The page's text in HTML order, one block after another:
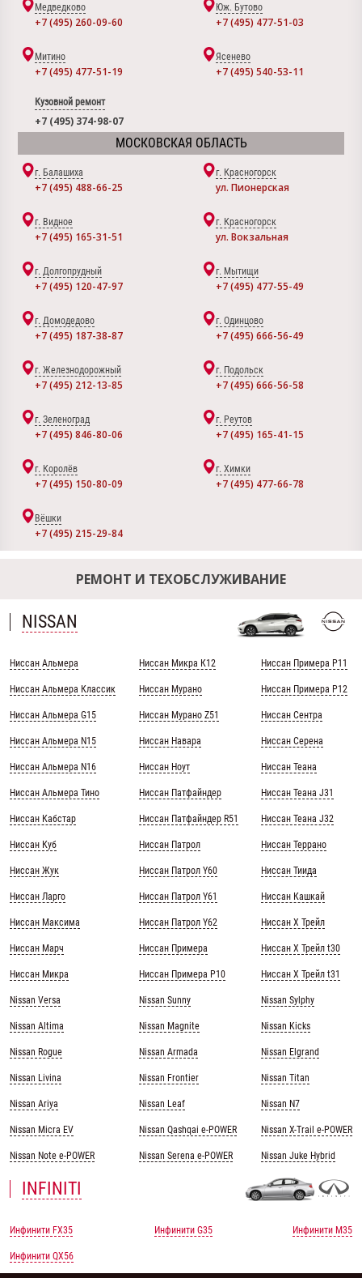
Медведково
+7 (495) 260-09-60
Юж. Бутово
+7 (495) 477-51-03
Митино
+7 (495) 477-51-19
Ясенево
+7 (495) 540-53-11
Кузовной ремонт
+7 (495) 374-98-07
МОСКОВСКАЯ ОБЛАСТЬ
г. Балашиха
+7 (495) 488-66-25
г. Красногорск
ул. Пионерская
г. Видное
+7 (495) 165-31-51
г. Красногорск
ул. Вокзальная
г. Долгопрудный
+7 (495) 120-47-97
г. Мытищи
+7 (495) 477-55-49
г. Домодедово
+7 (495) 187-38-87
г. Одинцово
+7 (495) 666-56-49
г. Железнодорожный
+7 (495) 212-13-85
г. Подольск
+7 (495) 666-56-58
г. Зеленоград
+7 (495) 846-80-06
г. Реутов
+7 (495) 165-41-15
г. Королёв
+7 (495) 150-80-09
г. Химки
+7 (495) 477-66-78
Вёшки
+7 (495) 215-29-84
РЕМОНТ И ТЕХОБСЛУЖИВАНИЕ
NISSAN
Ниссан Альмера
Ниссан Альмера Классик
Ниссан Альмера G15
Ниссан Альмера N15
Ниссан Альмера N16
Ниссан Альмера Тино
Ниссан Кабстар
Ниссан Куб
Ниссан Жук
Ниссан Ларго
Ниссан Максима
Ниссан Марч
Ниссан Микра
Nissan Versa
Nissan Altima
Nissan Rogue
Nissan Livina
Nissan Ariya
Nissan Micra EV
Nissan Note e-POWER
Ниссан Микра К12
Ниссан Мурано
Ниссан Мурано Z51
Ниссан Навара
Ниссан Ноут
Ниссан Патфайндер
Ниссан Патфайндер R51
Ниссан Патрол
Ниссан Патрол Y60
Ниссан Патрол Y61
Ниссан Патрол Y62
Ниссан Примера
Ниссан Примера Р10
Nissan Sunny
Nissan Magnite
Nissan Armada
Nissan Frontier
Nissan Leaf
Nissan Qashqai e-POWER
Nissan Serena e-POWER
Ниссан Примера Р11
Ниссан Примера Р12
Ниссан Сентра
Ниссан Серена
Ниссан Теана
Ниссан Теана J31
Ниссан Теана J32
Ниссан Террано
Ниссан Тиида
Ниссан Кашкай
Ниссан Х Трейл
Ниссан Х Трейл t30
Ниссан Х Трейл t31
Nissan Sylphy
Nissan Kicks
Nissan Elgrand
Nissan Titan
Nissan N7
Nissan X-Trail e-POWER
Nissan Juke Hybrid
INFINITI
Инфинити FX35
Инфинити QX56
Инфинити G35 Инфинити M35